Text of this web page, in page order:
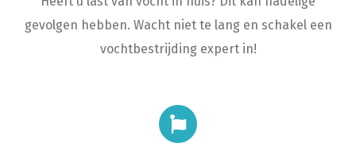
gevolgen hebben. Wacht niet te lang en schakel een
vochtbestrijding expert in!